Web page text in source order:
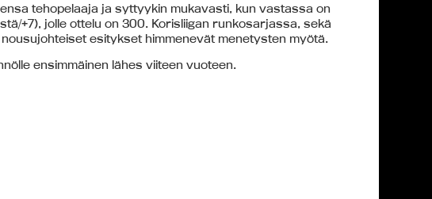
tehopelaaja ja syttyykin mukavasti, kun vastassa on
+7), jolle ottelu on 300. Korisliigan runkosarjassa, sekä
esitykset himmenevät menetysten myötä.
ensimmäinen lähes viiteen vuoteen.